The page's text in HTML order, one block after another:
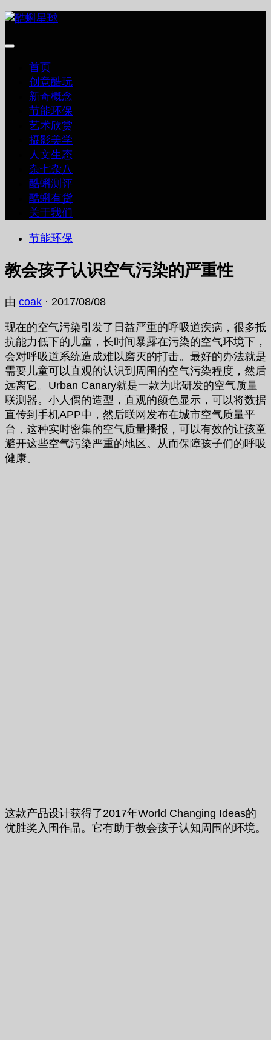
跳
内
首页
创意酷玩
新奇概念
节能环保
艺术欣赏
摄影美学
人文生态
杂七杂八
酷蝌测评
酷蝌有货
关于我们
节能环保
教会孩子认识空气污染的严重性
由 coak · 2017/08/08
现在的空气污染引发了日益严重的呼吸道疾病，很多抵
抗能力低下的儿童，长时间暴露在污染的空气环境下，
会对呼吸道系统造成难以磨灭的打击。最好的办法就是
需要儿童可以直观的认识到周围的空气污染程度，然后
远离它。Urban Canary就是一款为此研发的空气质量
联测器。小人偶的造型，直观的颜色显示，可以将数据
直传到手机APP中，然后联网发布在城市空气质量平
台，这种实时密集的空气质量播报，可以有效的让孩童
避开这些空气污染严重的地区。从而保障孩子们的呼吸
健康。
这款产品设计获得了2017年World Changing Ideas的
优胜奖入围作品。它有助于教会孩子认知周围的环境。